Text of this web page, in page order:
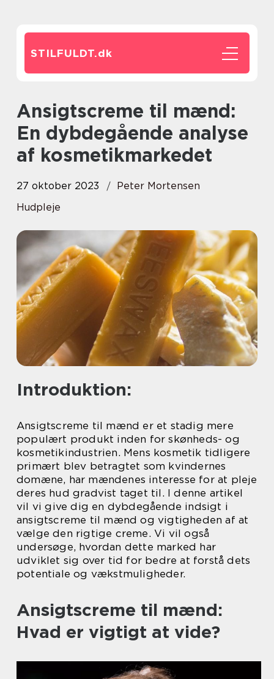
STILFULDT.dk
Ansigtscreme til mænd:
En dybdegående analyse
af kosmetikmarkedet
27 oktober 2023
Peter Mortensen
Hudpleje
Introduktion:
Ansigtscreme til mænd er et stadig mere
populært produkt inden for skønheds- og
kosmetikindustrien. Mens kosmetik tidligere
primært blev betragtet som kvindernes
domæne, har mændenes interesse for at pleje
deres hud gradvist taget til. I denne artikel
vil vi give dig en dybdegående indsigt i
ansigtscreme til mænd og vigtigheden af at
vælge den rigtige creme. Vi vil også
undersøge, hvordan dette marked har
udviklet sig over tid for bedre at forstå dets
potentiale og vækstmuligheder.
Ansigtscreme til mænd:
Hvad er vigtigt at vide?